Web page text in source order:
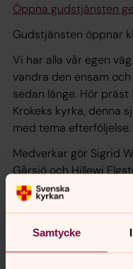
Samtycke
Öppna gudstjänsten
Gudstjänsten öppnar kl
Vi har alla vår egen
vandra den ensam
sedan länge. Hör
Krokeks kyrka, denna
med tema efterföljelse.
Medverkar gör Sigrid
Gårsjö och Hillewi
Synpunkter eller
innehåll?